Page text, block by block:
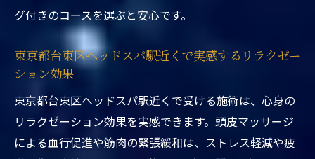
に特化した専門技術
東京都台東区ヘッドスパ駅近くで髪質改善
とリラクゼーション
東京都台東区ヘッドスパ駅近くでウェット
施術を選ぶメリット
東京都台東区ヘッドスパ駅近くで美髪を叶
えるウェット技術
グ付きのコースを選ぶと安心です。
東京都台東区ヘッドスパ駅近くで実感するリラクゼー
ション効果
東京都台東区ヘッドスパ駅近くで受ける施術は、心身の
リラクゼーション効果を実感できます。頭皮マッサージ
による血行促進や筋肉の緊張緩和は、ストレス軽減や疲